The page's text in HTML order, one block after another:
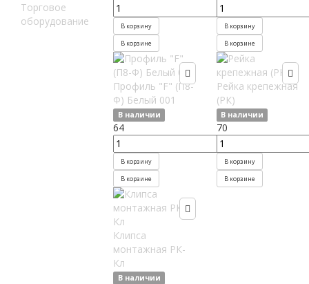
Торговое
оборудование
В корзину
В корзине
В корзину
В корзине
Профиль "F" (П8-
Ф) Белый 001
В наличии
64
В корзину
В корзине
Рейка крепежная
(РК)
В наличии
70
В корзину
В корзине
Клипса
монтажная РК-
Кл
В наличии